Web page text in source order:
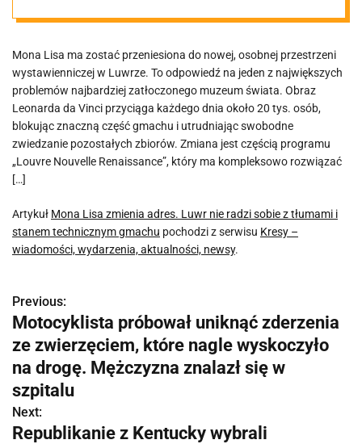
i stanem
technicznym
gmachu
Mona Lisa ma zostać przeniesiona do nowej, osobnej przestrzeni
wystawienniczej w Luwrze. To odpowiedź na jeden z największych
problemów najbardziej zatłoczonego muzeum świata. Obraz
Leonarda da Vinci przyciąga każdego dnia około 20 tys. osób,
blokując znaczną część gmachu i utrudniając swobodne
zwiedzanie pozostałych zbiorów. Zmiana jest częścią programu
„Louvre Nouvelle Renaissance”, który ma kompleksowo rozwiązać
[…]
Artykuł Mona Lisa zmienia adres. Luwr nie radzi sobie z tłumami i
stanem technicznym gmachu pochodzi z serwisu Kresy –
wiadomości, wydarzenia, aktualności, newsy.
N
a
w
i
g
Previous:
Motocyklista próbował uniknąć zderzenia
ze zwierzęciem, które nagle wyskoczyło
na drogę. Mężczyzna znalazł się w
szpitalu
Next:
Republikanie z Kentucky wybrali